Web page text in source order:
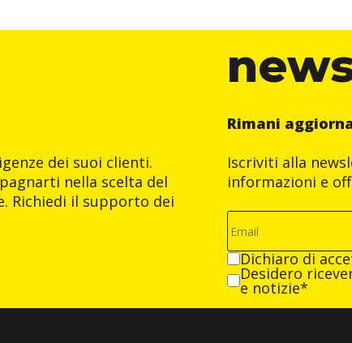
dei suoi clienti.
nella scelta del
Richiedi il supporto dei
Rimani
Iscriviti alla
informazioni e
Dichiaro di
Desidero
e notizie*